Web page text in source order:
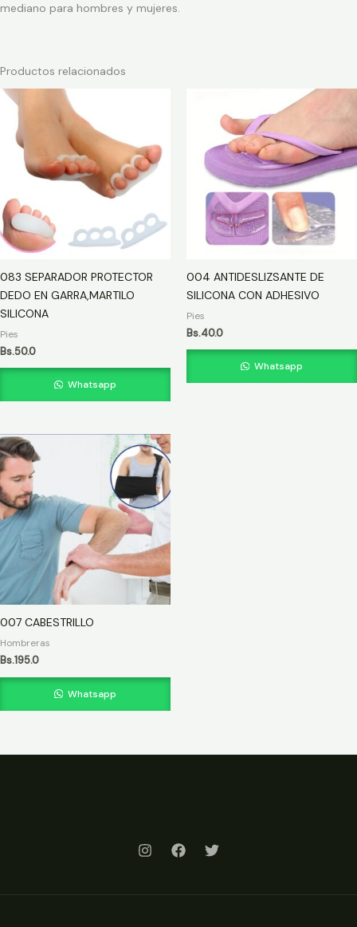
mediano para hombres y mujeres.
Productos relacionados
083 SEPARADOR PROTECTOR
DEDO EN GARRA,MARTILO
SILICONA
Pies
Bs.50.0
Whatsapp
004 ANTIDESLIZSANTE DE
SILICONA CON ADHESIVO
Pies
Bs.40.0
Whatsapp
007 CABESTRILLO
Hombreras
Bs.195.0
Whatsapp